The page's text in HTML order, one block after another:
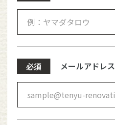
必須 メールアドレス